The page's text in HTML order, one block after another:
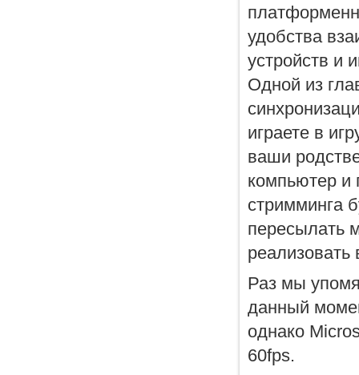
удобства
устройств и
Одной из
играете в
ваши
компьютер и
стримминга
пересылать
Раз мы
данный
однако
60fps.